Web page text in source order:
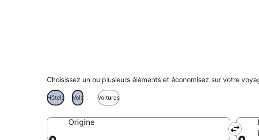
Choisissez un ou plusieurs éléments et économisez sur votre
Hôtels Vols Voitures
Origine